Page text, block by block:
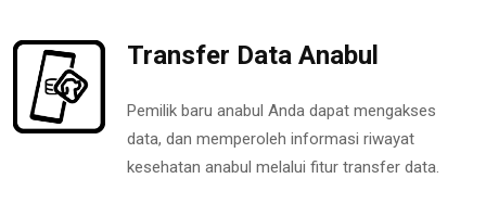
Transfer Data Anabul
Pemilik baru anabul Anda dapat mengakses
data, dan memperoleh informasi riwayat
kesehatan anabul melalui fitur transfer data.